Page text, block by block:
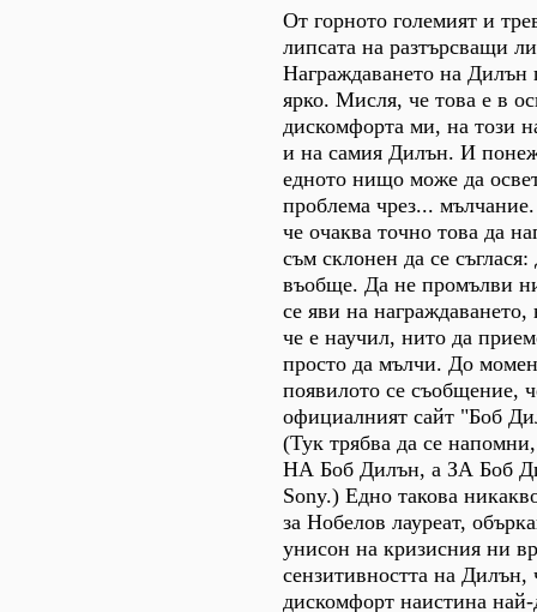
От горното големият и
липсата на разтърсващи
Награждаването на Дилън
ярко. Мисля, че това е в
дискомфорта ми, на този
и на самия Дилън. И
едното нищо може да
проблема чрез...
че очаква точно това да
съм склонен да се съглася:
въобще. Да не промълви
се яви на
че е научил, нито да
просто да мълчи. До
появилото се съобщение,
официалният сайт "Боб
(Тук трябва да се
НА Боб Дилън, а ЗА Боб
Sony.) Едно такова
за Нобелов лауреат,
унисон на кризисния ни
сензитивността на Дилън,
дискомфорт наистина